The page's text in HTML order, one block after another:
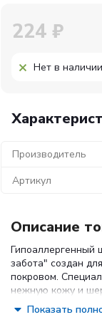
Производитель
Артикул
224 ₽
Нет в наличии
Описание
Гипоаллергенный
забота" создан
покровом.
нежную кожу и
алоэ вера и
обеспечивают
Показать